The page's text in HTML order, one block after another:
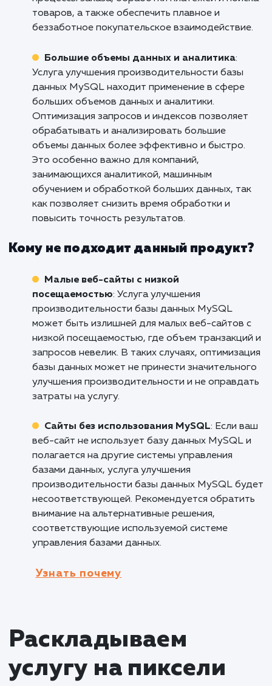
разработчиков и веб-агентств, которые
работают с сайтами и приложениями,
преимущества данной услуги включают
оптимизацию запросов, настройку
улучшение скорости выполнения запросов и
снижение нагрузки на базу данных. Это
позволяет улучшить производительность
приложений, ускорить загрузку страниц и
повысить общую отзывчивость системы.
E-commerce и интернет-магазины:
улучшения производительности базы
MySQL является критически важной для e-
надежная работа базы данных имеет прямое
Оптимизация запросов, кэширование
настройка индексов позволяют ускорить
процессы заказа, обработки платежей и
товаров, а также обеспечить плавное и
беззаботное покупательское
Большие объемы данных и аналитика
Услуга улучшения производительности базы
больших объемов данных и аналитики.
Оптимизация запросов и индексов
обрабатывать и анализировать большие
объемы данных более эффективно и быстро.
Это особенно важно для компаний,
занимающихся аналитикой, машинным
обучением и обработкой больших данных,
как позволяет снизить время обработки и
посещаемостью: Услуга улучшения
производительности базы данных MySQL
может быть излишней для малых веб-сайтов